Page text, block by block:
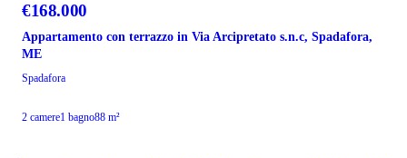
€168.000
Appartamento con terrazzo in Via Arcipretato s.n.c, Spadafora,
ME
Spadafora
2 camere1 bagno88 m²